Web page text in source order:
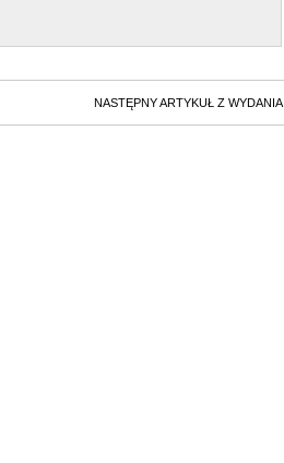
NASTĘPNY ARTYKUŁ Z WYDANIA